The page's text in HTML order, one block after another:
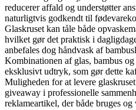
reducerer affald og understøtter
naturligtvis godkendt til
Glaskruset kan tåle både
hvilket gør det praktisk i
anbefales dog håndvask af
Kombinationen af glas, bambus
eksklusivt udtryk, som gør dette
Muligheden for at levere
giveaway i professionelle
reklameartikel, der både bruges